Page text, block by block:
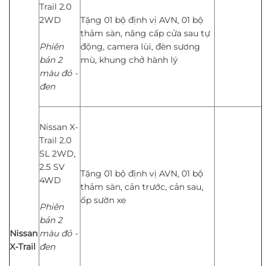
Nissan
X-Trail
Trail 2.0
2WD
Phiên
bản 2
màu đỏ -
đen
Tặng 01 bộ định vị AVN, 01 bộ
thảm sàn, nâng cấp cửa sau tự
động, camera lùi, đèn sương
mù, khung chở hành lý
Nissan X-
Trail 2.0
SL 2WD,
2.5 SV
4WD
Phiên
bản 2
màu đỏ -
đen
Tặng 01 bộ định vị AVN, 01 bộ
thảm sàn, cản trước, cản sau,
ốp sườn xe